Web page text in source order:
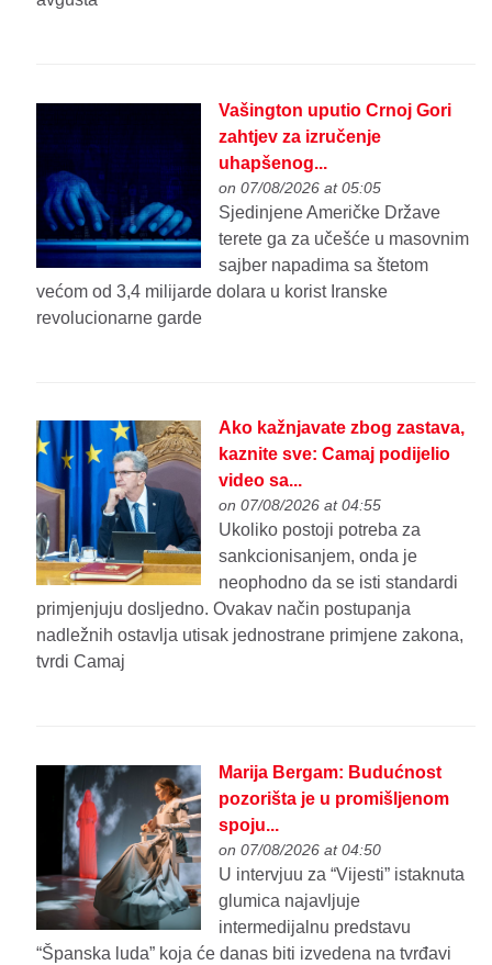
Vašington uputio Crnoj Gori
zahtjev za izručenje
uhapšenog...
on 07/08/2026 at 05:05
Sjedinjene Američke Države
terete ga za učešće u masovnim
sajber napadima sa štetom
većom od 3,4 milijarde dolara u korist Iranske
revolucionarne garde
Ako kažnjavate zbog zastava,
kaznite sve: Camaj podijelio
video sa...
on 07/08/2026 at 04:55
Ukoliko postoji potreba za
sankcionisanjem, onda je
neophodno da se isti standardi
primjenjuju dosljedno. Ovakav način postupanja
nadležnih ostavlja utisak jednostrane primjene zakona,
tvrdi Camaj
Marija Bergam: Budućnost
pozorišta je u promišljenom
spoju...
on 07/08/2026 at 04:50
U intervjuu za “Vijesti” istaknuta
glumica najavljuje
intermedijalnu predstavu
“Španska luda” koja će danas biti izvedena na tvrđavi